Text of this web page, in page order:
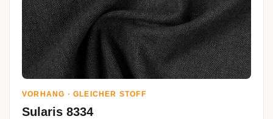
VORHANG · GLEICHER STOFF
Sularis 8334